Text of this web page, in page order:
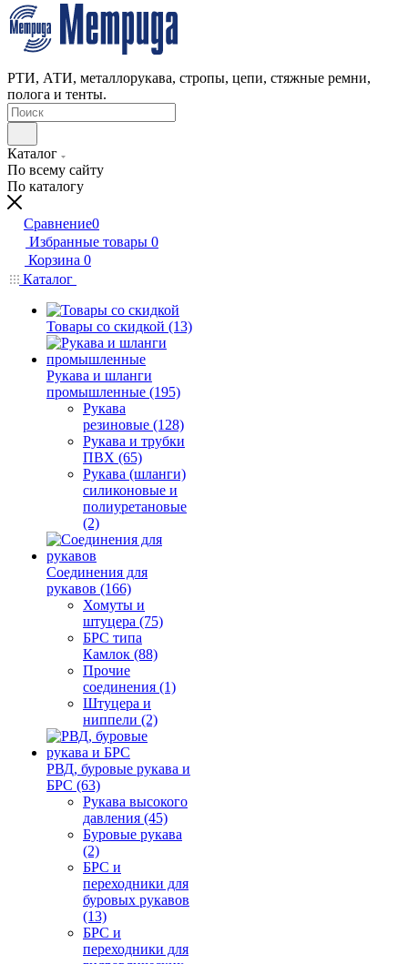
РТИ, АТИ, металлорукава, стропы, цепи, стяжные ремни,
полога и тенты.
Каталог
По всему сайту
По каталогу
Сравнение0
Избранные товары 0
Корзина 0
Каталог
Товары со скидкой (13)
Рукава и шланги
промышленные (195)
Рукава
резиновые (128)
Рукава и трубки
ПВХ (65)
Рукава (шланги)
силиконовые и
полиуретановые
(2)
Соединения для
рукавов (166)
Хомуты и
штуцера (75)
БРС типа
Камлок (88)
Прочие
соединения (1)
Штуцера и
ниппели (2)
РВД, буровые рукава и
БРС (63)
Рукава высокого
давления (45)
Буровые рукава
(2)
БРС и
переходники для
буровых рукавов
(13)
БРС и
переходники для